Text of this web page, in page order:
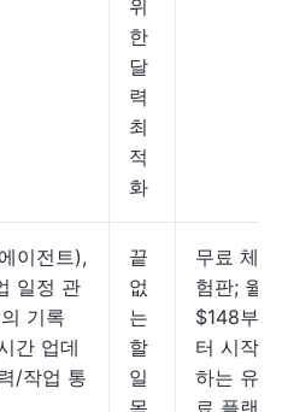
위
한
달
력
최
적
화
이전트),
일정 관
기록
간 업데
/작업 통
끝
없
는
할
일
목
무료 체
험판; 월
$148부
터 시작
하는 유
료 플랜